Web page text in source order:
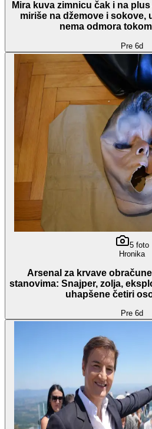
Mira kuva zimnicu čak i na
miriše na džemove i sokove,
nema odmora
Pre 6d
5foto
Hronika
Arsenal za krvave
stanovima: Snajper, zolja,
uhapšene četiri
Pre 6d